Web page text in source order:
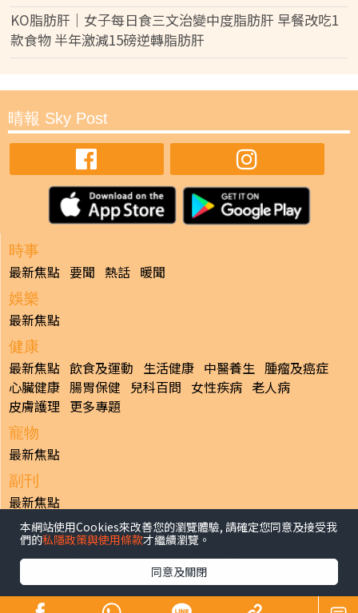
KO脂肪肝｜女子每日食三文治變中度脂肪肝 早餐改吃1
款食物 半年激減15磅逆轉脂肪肝
晴報 Sky Post
時事
最新焦點 要聞 熱話 暖聞
娛樂
最新焦點
健康
最新焦點 飲食及運動 生活健康 中醫養生 腫瘤及癌症
心臟健康 腸胃保健 兒科百問 女性疾病 老人病
皮膚護理 更多專題
寵物
最新焦點
副刊
最新焦點
日報
揭頁版 港聞 財經/地產 中國/國際
體育 專題/人物
香港經濟日報版權所有©2026
本網站使用Cookies來改善您的瀏覽體驗, 請確定您同意及接受我
們的私隱政策與使用條款才繼續瀏覽。
同意及關閉